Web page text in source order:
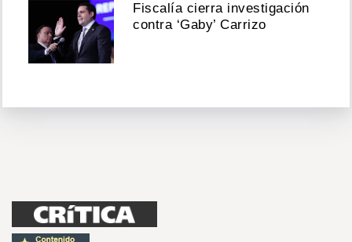
Fiscalía cierra investigación
contra ‘Gaby’ Carrizo